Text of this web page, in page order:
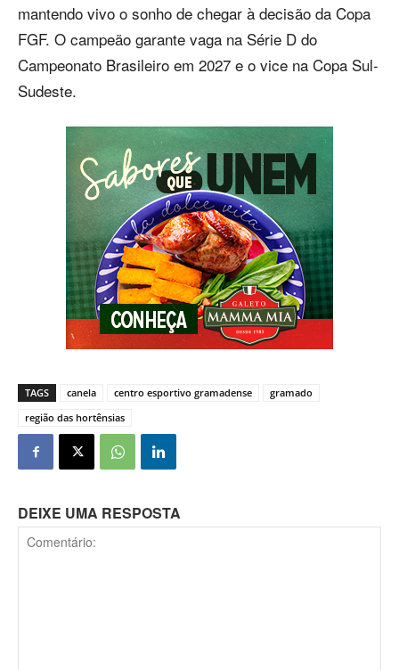
mantendo vivo o sonho de chegar à decisão da Copa
FGF. O campeão garante vaga na Série D do
Campeonato Brasileiro em 2027 e o vice na Copa Sul-
Sudeste.
TAGS canela centro esportivo gramadense
gramado
região das hortênsias
DEIXE UMA RESPOSTA